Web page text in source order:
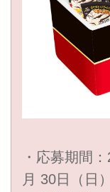
・応募期間
月 30日（日